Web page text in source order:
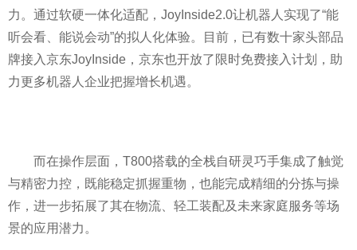
力。通过软硬一体化适配，JoyInside2.0让机器人实现了“能
听会看、能说会动”的拟人化体验。目前，已有数十家头部品
牌接入京东JoyInside，京东也开放了限时免费接入计划，助
力更多机器人企业把握增长机遇。
而在操作层面，T800搭载的全栈自研灵巧手集成了触觉
与精密力控，既能稳定抓握重物，也能完成精细的分拣与操
作，进一步拓展了其在物流、轻工装配及未来家庭服务等场
景的应用潜力。